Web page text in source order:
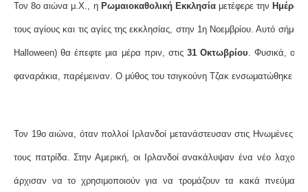
Τον 8ο αιώνα μ.Χ., η Ρωμαιοκαθολική Εκκλησίαμετέφερε την Ημέρα
τους αγίους και τις αγίες της εκκλησίας, στην 1η Νοεμβρίου. Αυτό
Halloween) θα έπεφτε μια μέρα πριν, στις31 Οκτωβρίου. Φυσικά, οι
φαναράκια, παρέμειναν. Ο μύθος του τσιγκούνη Τζακ ενσωματώθηκε
Τον 19ο αιώνα, όταν πολλοί Ιρλανδοί μετανάστευσαν στις Ηνωμένες
τους πατρίδα. Στην Αμερική, οι Ιρλανδοί ανακάλυψαν ένα νέο
άρχισαν να το χρησιμοποιούν για να τρομάζουν τα κακά